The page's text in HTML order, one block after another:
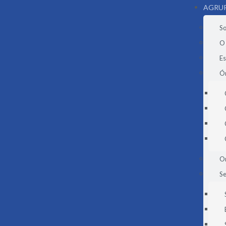
O